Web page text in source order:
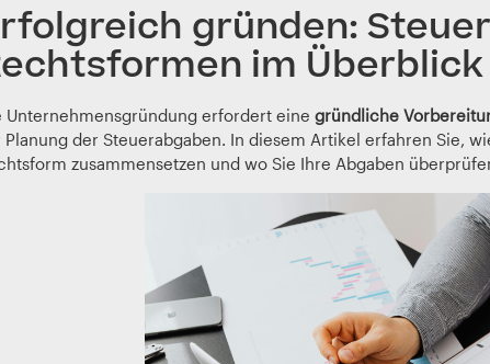
gründen:
im Überblick
Unternehmensgründung erfordert eine gründliche
Planung der Steuerabgaben. In diesem Artikel erfahren Sie,
zusammensetzen und wo Sie Ihre Abgaben